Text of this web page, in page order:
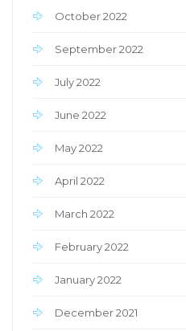
October 2022
September 2022
July 2022
June 2022
May 2022
April 2022
March 2022
February 2022
January 2022
December 2021